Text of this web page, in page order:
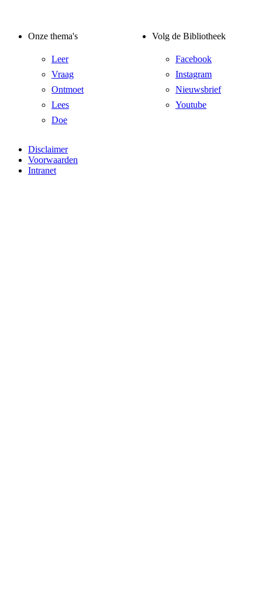
Onze thema's
Leer
Vraag
Ontmoet
Lees
Doe
Volg de Bibliotheek
Facebook
Instagram
Nieuwsbrief
Youtube
Disclaimer
Voorwaarden
Intranet